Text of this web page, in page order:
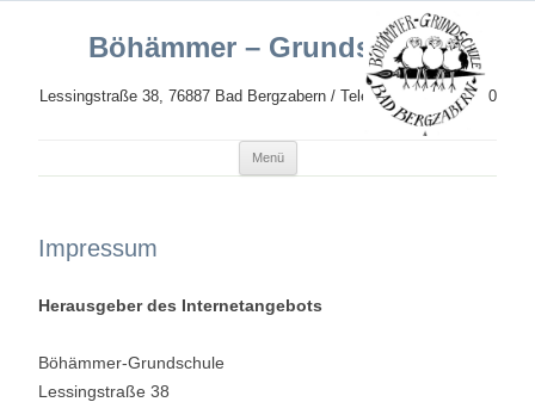
Böhämmer – Grundschule
Lessingstraße 38, 76887 Bad Bergzabern / Telefon: 06343 989620
Menü
springen
Impressum
Herausgeber des Internetangebots
Böhämmer-Grundschule
Lessingstraße 38